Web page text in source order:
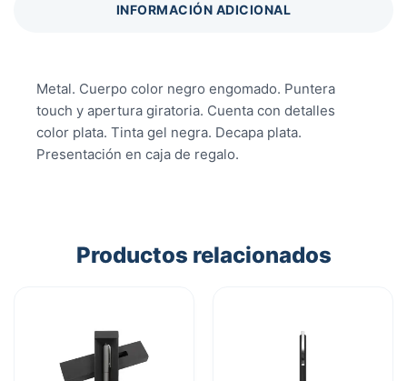
INFORMACIÓN ADICIONAL
Metal. Cuerpo color negro engomado. Puntera
touch y apertura giratoria. Cuenta con detalles
color plata. Tinta gel negra. Decapa plata.
Presentación en caja de regalo.
Productos relacionados